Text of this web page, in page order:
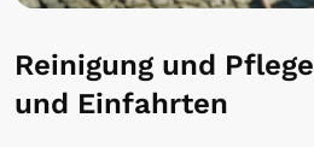
Reinigung und
und Einfahrten